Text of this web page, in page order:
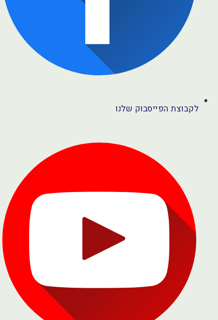
לקבוצת הפייסבוק שלנו